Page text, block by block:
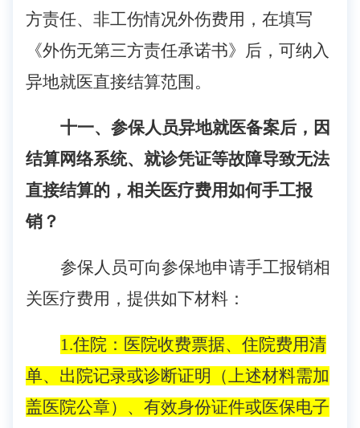
方责任、非工伤情况外伤费用，在填写
《外伤无第三方责任承诺书》后，可纳入
异地就医直接结算范围。
十一、 参保人员异地就医备案后，因
结算网络系统、就诊凭证等故障导致无法
直接结算的，相关医疗费用如何手工报
销？
参保人员可向参保地申请手工报销相
关医疗费用，提供如下材料：
1.住院：医院收费票据、住院费用清
单、出院记录或诊断证明
（上述材料需加
盖医院公章） 、 有效身份证件或医保电子